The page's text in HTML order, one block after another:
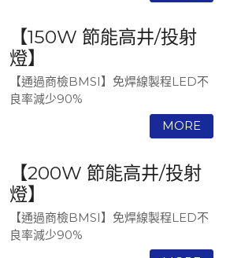
【150W 節能高井/投射
燈】
【通過商檢BMSI】免焊線製程LED不
良率減少90%
【200W 節能高井/投射
燈】
【通過商檢BMSI】免焊線製程LED不
良率減少90%